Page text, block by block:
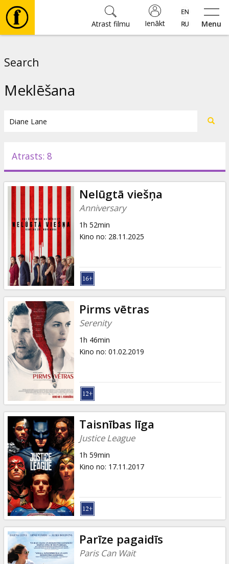
Menu
Ienākt
Atrast filmu
Pasākumi
Ziņas
Dāvanu
kartes
Uzkodas
B2B
Kino
Klubs
Search
Meklēšana
Atrasts: 8
Nelūgtā viešņa
Anniversary
1h 52min
Kino no: 28.11.2025
Pirms vētras
Serenity
1h 46min
Kino no: 01.02.2019
Taisnības līga
Justice League
1h 59min
Kino no: 17.11.2017
Parīze pagaidīs
Paris Can Wait